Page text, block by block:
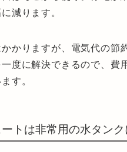
減ります。
かりますが、電気代の節
度に解決できるので、費
す。
トは非常用の水タンク